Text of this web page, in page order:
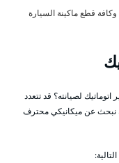
قطع ماكينة السيارة
لصيانته؟ قد تتعدد
نبحث عن ميكانيكي محترف